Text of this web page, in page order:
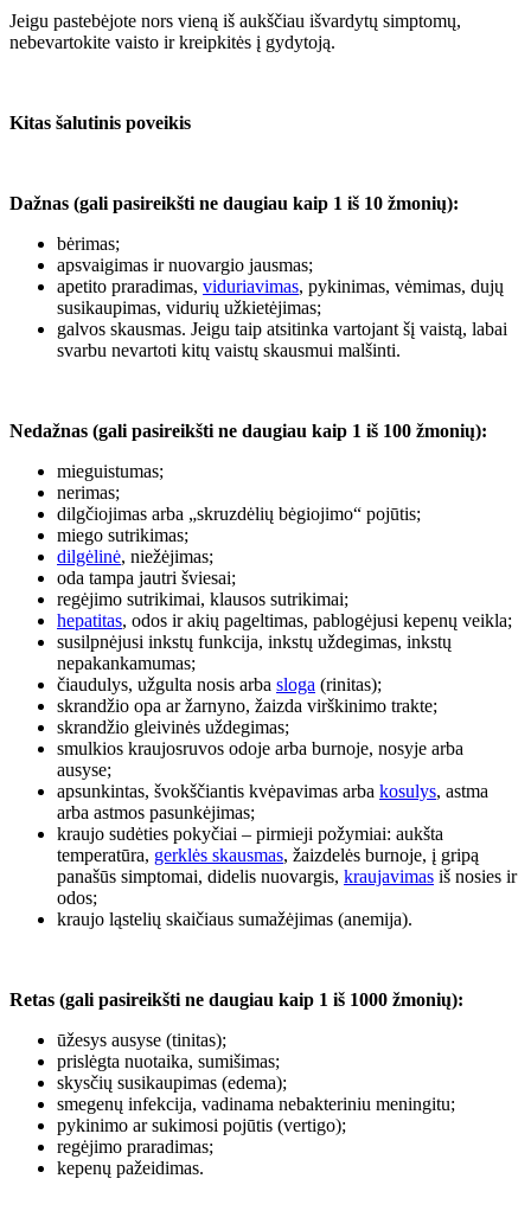
Jeigu pastebėjote nors vieną iš aukščiau išvardytų simptomų,
nebevartokite vaisto ir kreipkitės į gydytoją.
Kitas šalutinis poveikis
Dažnas (gali pasireikšti ne daugiau kaip 1 iš 10 žmonių):
bėrimas;
apsvaigimas ir nuovargio jausmas;
apetito praradimas, viduriavimas, pykinimas, vėmimas, dujų
susikaupimas, vidurių užkietėjimas;
galvos skausmas. Jeigu taip atsitinka vartojant šį vaistą, labai
svarbu nevartoti kitų vaistų skausmui malšinti.
Nedažnas (gali pasireikšti ne daugiau kaip 1 iš 100 žmonių):
mieguistumas;
nerimas;
dilgčiojimas arba „skruzdėlių bėgiojimo“ pojūtis;
miego sutrikimas;
dilgėlinė, niežėjimas;
oda tampa jautri šviesai;
regėjimo sutrikimai, klausos sutrikimai;
hepatitas, odos ir akių pageltimas, pablogėjusi kepenų veikla;
susilpnėjusi inkstų funkcija, inkstų uždegimas, inkstų
nepakankamumas;
čiaudulys, užgulta nosis arba sloga (rinitas);
skrandžio opa ar žarnyno, žaizda virškinimo trakte;
skrandžio gleivinės uždegimas;
smulkios kraujosruvos odoje arba burnoje, nosyje arba
ausyse;
apsunkintas, švokščiantis kvėpavimas arba kosulys, astma
arba astmos pasunkėjimas;
kraujo sudėties pokyčiai – pirmieji požymiai: aukšta
temperatūra, gerklės skausmas, žaizdelės burnoje, į gripą
panašūs simptomai, didelis nuovargis, kraujavimas iš nosies ir
odos;
kraujo ląstelių skaičiaus sumažėjimas (anemija).
Retas (gali pasireikšti ne daugiau kaip 1 iš 1000 žmonių):
ūžesys ausyse (tinitas);
prislėgta nuotaika, sumišimas;
skysčių susikaupimas (edema);
smegenų infekcija, vadinama nebakteriniu meningitu;
pykinimo ar sukimosi pojūtis (vertigo);
regėjimo praradimas;
kepenų pažeidimas.